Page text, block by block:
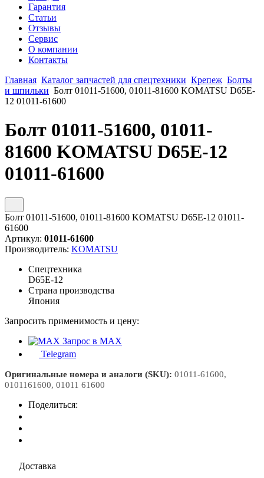
Гарантия
Статьи
Отзывы
Сервис
О компании
Контакты
Главная Каталог запчастей для спецтехники Крепеж Болты
и шпильки Болт 01011-51600, 01011-81600 KOMATSU D65E-
12 01011-61600
Болт 01011-51600, 01011-
81600 KOMATSU D65E-12
01011-61600
Болт 01011-51600, 01011-81600 KOMATSU D65E-12 01011-
61600
Артикул: 01011-61600
Производитель: KOMATSU
Спецтехника
D65E-12
Страна производства
Япония
Запросить применимость и цену:
Запрос в MAX
Telegram
Оригинальные номера и аналоги (SKU): 01011-61600,
0101161600, 01011 61600
Поделиться:
Доставка